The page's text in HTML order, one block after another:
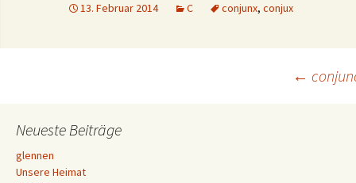
13. Februar 2014 C conjunx, conjux
Navigation
←
Neueste Beiträge
glennen
Unsere Heimat